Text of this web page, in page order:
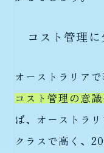
コスト管理に
オーストラリア
コスト管理の意識
ば、オーストラ
クラスで高く、